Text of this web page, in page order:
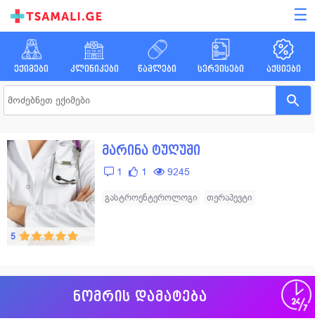
☰
ექიმები კლინიკები წამლები სერვისები აქციები
5
მარინა ტუღუში
1 1 9245
გასტროენტეროლოგი თერაპევტი
ნომრის დამატება